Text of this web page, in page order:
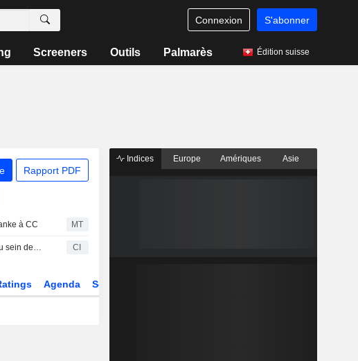
Connexion S'abonner
Screeners Outils Palmarès Édition suisse
Rapport PDF
à CC MT
China Vanke Co., Ltd. annonce des nominations au sein de son conseil d'administration et de ses comités CI
Agenda Secteur
Indices Europe Amériques Asie